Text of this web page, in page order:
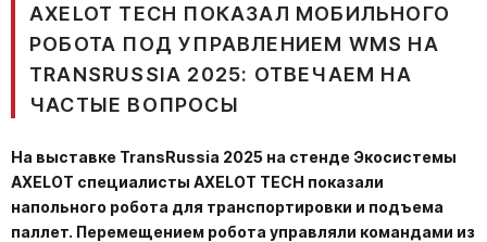
AXELOT TECH ПОКАЗАЛ МОБИЛЬНОГО
РОБОТА ПОД УПРАВЛЕНИЕМ WMS НА
TRANSRUSSIA 2025: ОТВЕЧАЕМ НА
ЧАСТЫЕ ВОПРОСЫ
На выставке TransRussia 2025 на стенде Экосистемы
AXELOT специалисты AXELOT TECH показали
напольного робота для транспортировки и подъема
паллет. Перемещением робота управляли командами из